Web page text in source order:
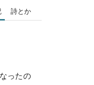
詩とか
ったの